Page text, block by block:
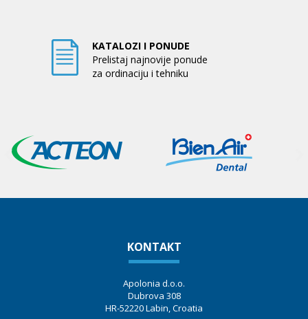
KATALOZI I PONUDE
Prelistaj najnovije ponude
za ordinaciju i tehniku
KONTAKT
Apolonia d.o.o.
Dubrova 308
HR-52220 Labin, Croatia